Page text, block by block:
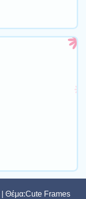
| Θέμα:Cute Frames